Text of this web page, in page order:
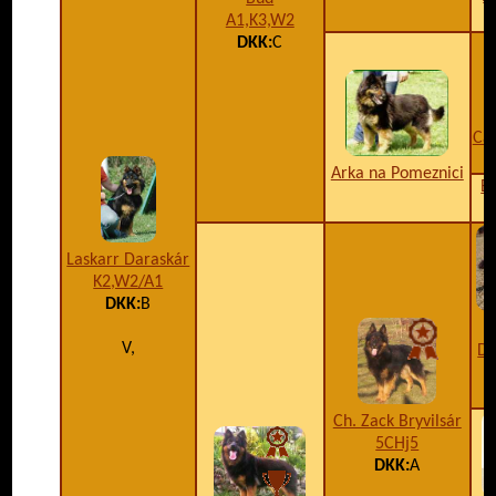
Laskarr Daraskár
K2,W2/A1
DKK:B
V,
A1,K3,W2
DKK:C
Arka na Pomeznici
Ch. Zack Bryvilsár
5CHj5
DKK:A